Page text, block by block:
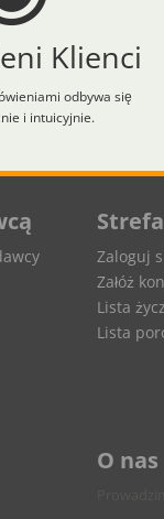
Klienci
odbywa się
i intuicyjnie.
funkcjami
Zaloguj
Załóż
Lista
Lista
O nas